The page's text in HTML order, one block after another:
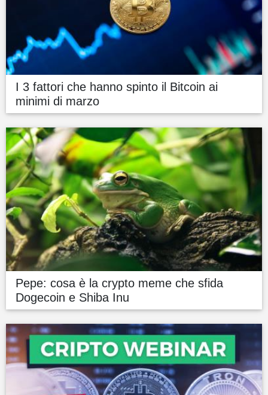
I 3 fattori che hanno spinto il Bitcoin ai
minimi di marzo
Pepe: cosa è la crypto meme che sfida
Dogecoin e Shiba Inu